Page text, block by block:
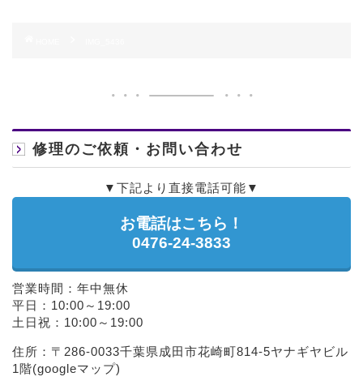
修理のご依頼・お問い合わせ
▼下記より直接電話可能▼
お電話はこちら！
0476-24-3833
営業時間：年中無休
平日：10:00～19:00
土日祝：10:00～19:00
住所：〒286-0033千葉県成田市花崎町814-5ヤナギヤビル
1階(googleマップ)